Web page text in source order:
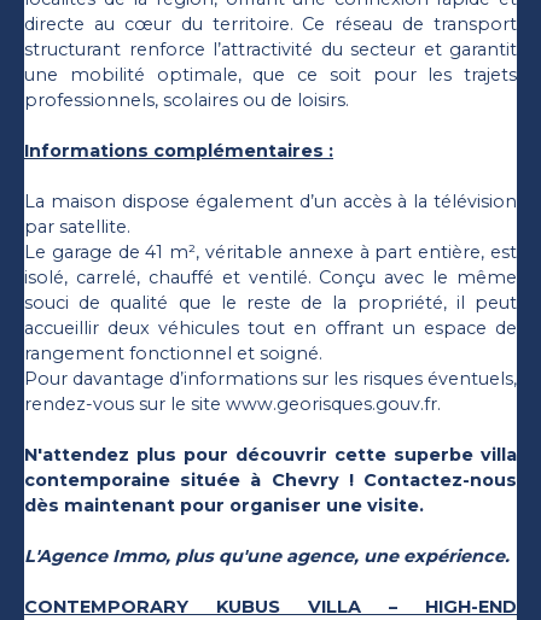
directe au cœur du territoire. Ce réseau de transport
structurant renforce l’attractivité du secteur et garantit
une mobilité optimale, que ce soit pour les trajets
professionnels, scolaires ou de loisirs.
Informations complémentaires :
La maison dispose également d’un accès à la télévision
par satellite.
Le garage de 41 m², véritable annexe à part entière, est
isolé, carrelé, chauffé et ventilé. Conçu avec le même
souci de qualité que le reste de la propriété, il peut
accueillir deux véhicules tout en offrant un espace de
rangement fonctionnel et soigné.
Pour davantage d’informations sur les risques éventuels,
rendez-vous sur le site www.georisques.gouv.fr.
N'attendez plus pour découvrir cette superbe villa
contemporaine située à Chevry ! Contactez-nous
dès maintenant pour organiser une visite.
L'Agence Immo, plus qu'une agence, une expérience.
CONTEMPORARY KUBUS VILLA – HIGH-END